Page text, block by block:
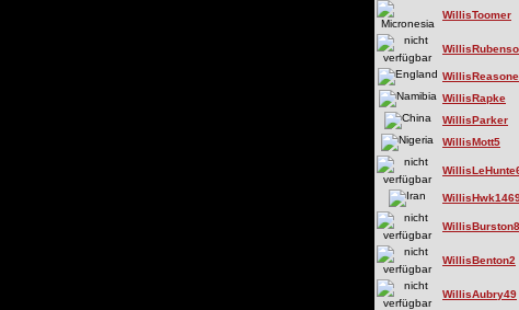
WillisToomer
WillisRapke
WillisParker
WillisMott5
WillisBurston8
WillisBenton2
WillisAubry49